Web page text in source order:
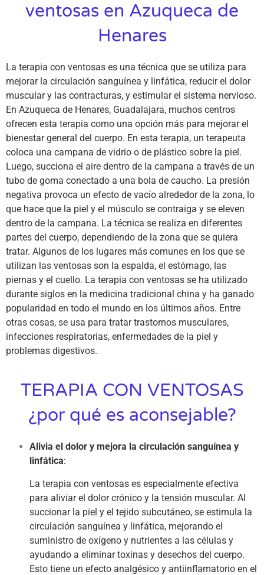
ventosas en Azuqueca de
Henares
La terapia con ventosas es una técnica que se utiliza para
mejorar la circulación sanguínea y linfática, reducir el dolor
muscular y las contracturas, y estimular el sistema nervioso.
En Azuqueca de Henares, Guadalajara, muchos centros
ofrecen esta terapia como una opción más para mejorar el
bienestar general del cuerpo. En esta terapia, un terapeuta
coloca una campana de vidrio o de plástico sobre la piel.
Luego, succiona el aire dentro de la campana a través de un
tubo de goma conectado a una bola de caucho. La presión
negativa provoca un efecto de vacío alrededor de la zona, lo
que hace que la piel y el músculo se contraiga y se eleven
dentro de la campana. La técnica se realiza en diferentes
partes del cuerpo, dependiendo de la zona que se quiera
tratar. Algunos de los lugares más comunes en los que se
utilizan las ventosas son la espalda, el estómago, las
piernas y el cuello. La terapia con ventosas se ha utilizado
durante siglos en la medicina tradicional china y ha ganado
popularidad en todo el mundo en los últimos años. Entre
otras cosas, se usa para tratar trastornos musculares,
infecciones respiratorias, enfermedades de la piel y
problemas digestivos.
TERAPIA CON VENTOSAS
¿por qué es aconsejable?
Alivia el dolor y mejora la circulación sanguínea y
linfática:
La terapia con ventosas es especialmente efectiva
para aliviar el dolor crónico y la tensión muscular. Al
succionar la piel y el tejido subcutáneo, se estimula la
circulación sanguínea y linfática, mejorando el
suministro de oxígeno y nutrientes a las células y
ayudando a eliminar toxinas y desechos del cuerpo.
Esto tiene un efecto analgésico y antiinflamatorio en el